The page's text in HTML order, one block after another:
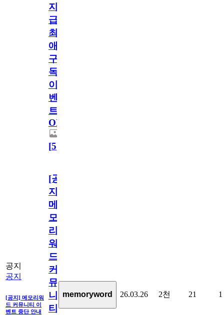
지
급!
최
애
구
독
이
벤
트
OPEN!
[5]
공지
공지
[공지] 메모리워
드 커뮤니티 이
벤트 중단 안내
[공
지]
메
모
리
워
드
커
뮤
니
티
memoryword 26.03.26 2천 21 1